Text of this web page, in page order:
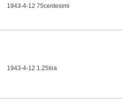
1943-4-12 75centesimi
1943-4-12 1.25lira